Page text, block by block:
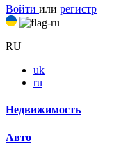
Войти или регистр
RU
uk
ru
Недвижимость
Авто